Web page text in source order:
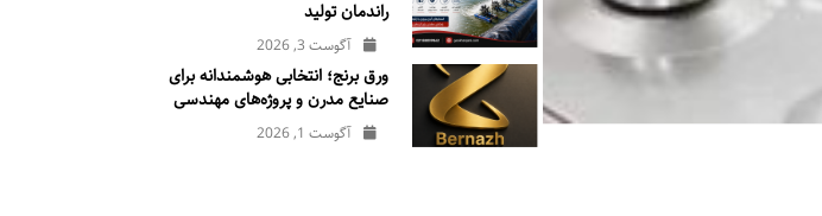
راندمان تولید
آگوست 3, 2026
ورق برنج؛ انتخابی هوشمندانه برای
صنایع مدرن و پروژه‌های مهندسی
آگوست 1, 2026